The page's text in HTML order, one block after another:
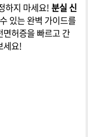
하지 마세요! 분실 신
있는 완벽 가이드를
허증을 빠르고 간
세요!